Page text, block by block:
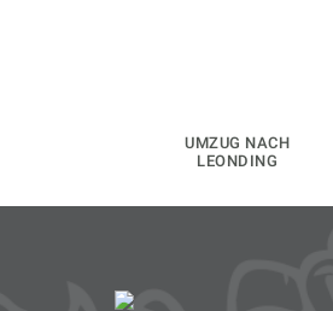
UMZUG NACH
LEONDING